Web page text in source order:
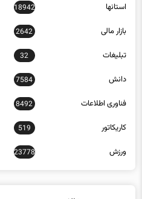
استانها 18942
بازار مالی 2642
تبلیغات 32
دانش 7584
فناوری اطلاعات 8492
کاریکاتور 519
ورزش 23778